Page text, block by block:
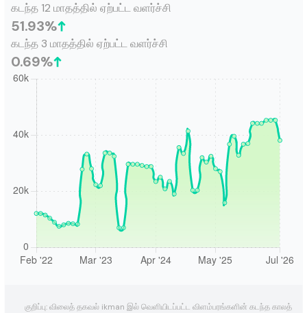
கடந்த 12 மாதத்தில் ஏற்பட்ட வளர்ச்சி
51.93%
கடந்த 3 மாதத்தில் ஏற்பட்ட வளர்ச்சி
0.69%
குறிப்பு: விலைத் தகவல் ikman இல் வெளியிடப்பட்ட விளம்பரங்களின் கடந்த காலத்